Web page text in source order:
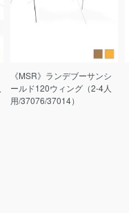
《MSR》ランデブーサンシ
ールド120ウィング（2-4人
用/37076/37014）